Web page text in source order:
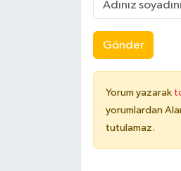
Gönder
Yorum yazarak
yorumlardan
tutulamaz.